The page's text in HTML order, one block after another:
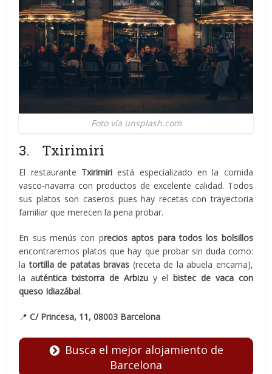
Foto vía unsplash.com
3. Txirimiri
El restaurante Txirimiriestá especializado en la comida
vasco-navarra con productos de excelente calidad. Todos
sus platos son caseros pues hay recetas con trayectoria
familiar que merecen la pena probar.
En sus menús con precios aptos para todos los bolsillos
encontraremos platos que hay que probar sin duda como:
latortilla de patatas bravas (receta de la abuela encarna),
la auténtica txistorra de Arbizuy el bistec de vaca con
queso Idiazábal.
📍C/ Princesa, 11, 08003 Barcelona
Busca el mejor alojamiento de
Barcelona